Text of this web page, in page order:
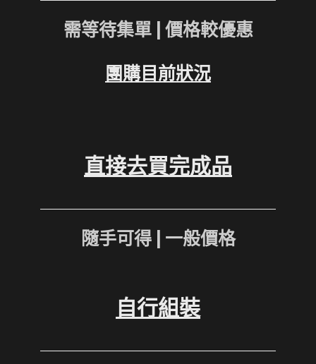
需等待集單 | 價格較優惠
團購目前狀況
直接去買完成品
隨手可得 | 一般價格
自行組裝